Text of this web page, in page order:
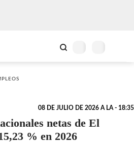
08 DE JULIO DE 2026 A LA - 18:35
netas de El
% en 2026